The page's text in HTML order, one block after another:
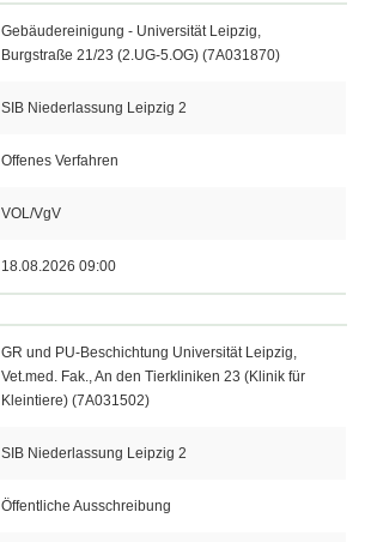
Gebäudereinigung - Universität Leipzig,
Burgstraße 21/23 (2.UG-5.OG) (7A031870)
SIB Niederlassung Leipzig 2
Offenes Verfahren
VOL/VgV
18.08.2026 09:00
GR und PU-Beschichtung Universität Leipzig,
Vet.med. Fak., An den Tierkliniken 23 (Klinik für
Kleintiere) (7A031502)
SIB Niederlassung Leipzig 2
Öffentliche Ausschreibung